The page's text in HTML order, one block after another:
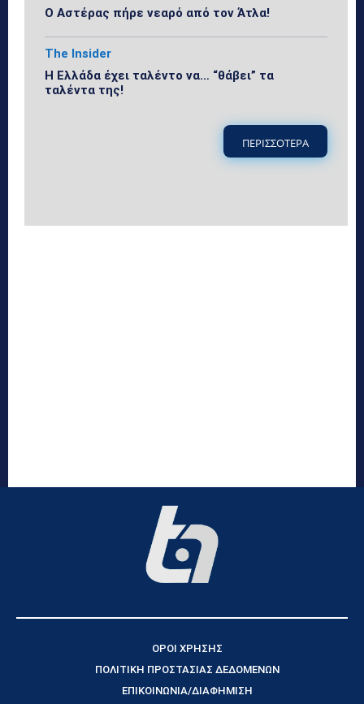
Ο Αστέρας πήρε νεαρό από τον Άτλα!
The Insider
Η Ελλάδα έχει ταλέντο να… “θάβει” τα
ταλέντα της!
ΠΕΡΙΣΣΟΤΕΡΑ
ΟΡΟΙ ΧΡΗΣΗΣ
ΠΟΛΙΤΙΚΗ ΠΡΟΣΤΑΣΙΑΣ ΔΕΔΟΜΕΝΩΝ
ΕΠΙΚΟΙΝΩΝΙΑ/ΔΙΑΦΗΜΙΣΗ